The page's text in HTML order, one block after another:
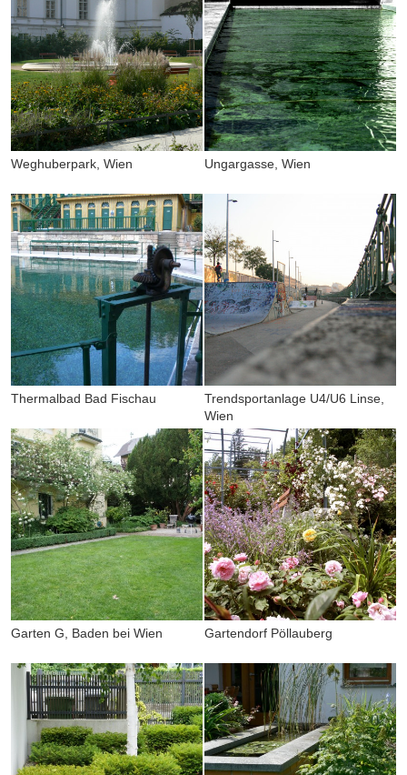
Weghuberpark, Wien Ungargasse, Wien
Thermalbad Bad Fischau
Trendsportanlage U4/U6 Linse,
Wien
Garten G, Baden bei Wien Gartendorf Pöllauberg